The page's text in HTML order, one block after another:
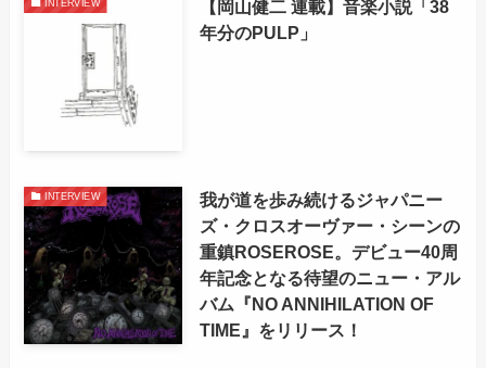
INTERVIEW
【岡山健二 連載】音楽小説「38
年分のPULP」
INTERVIEW
我が道を歩み続けるジャパニー
ズ・クロスオーヴァー・シーンの
重鎮ROSEROSE。デビュー40周
年記念となる待望のニュー・アル
バム『NO ANNIHILATION OF
TIME』をリリース！